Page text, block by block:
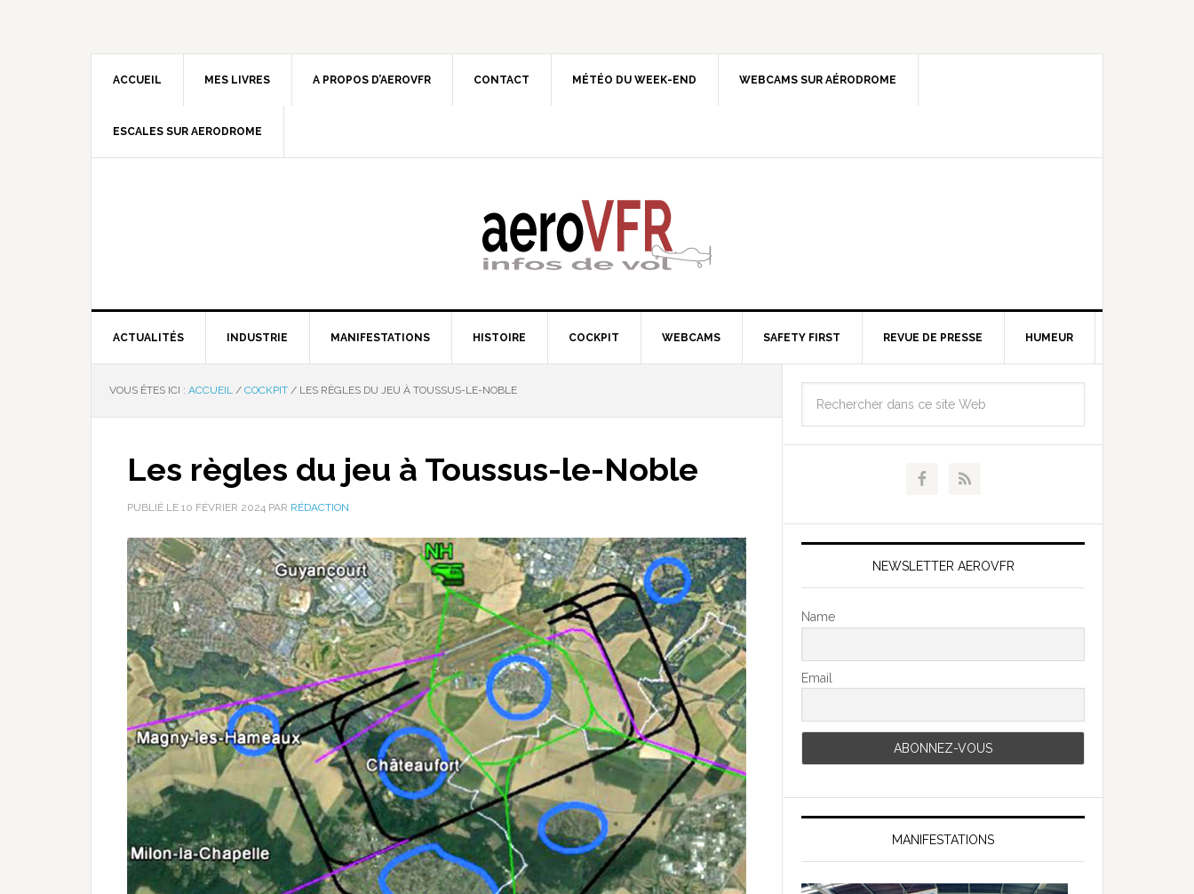
ACCUEIL MES LIVRES A PROPOS D’AEROVFR CONTACT MÉTÉO DU WEEK-END WEBCAMS SUR AÉRODROME
ESCALES SUR AERODROME
ACTUALITÉS INDUSTRIE MANIFESTATIONS HISTOIRE COCKPIT WEBCAMS SAFETY FIRST REVUE DE PRESSE HUMEUR
VOUS ÊTES ICI : ACCUEIL / COCKPIT / LES RÈGLES DU JEU À TOUSSUS-LE-NOBLE
Les règles du jeu à Toussus-le-Noble
PUBLIÉ LE 10 FÉVRIER 2024 PAR RÉDACTION
NEWSLETTER AEROVFR
Name
Email
MANIFESTATIONS